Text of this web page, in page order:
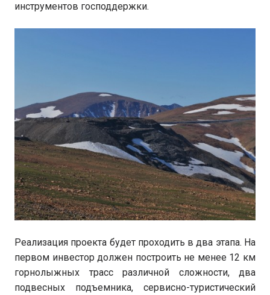
инструментов господдержки.
Реализация проекта будет проходить в два этапа. На
первом инвестор должен построить не менее 12 км
горнолыжных трасс различной сложности, два
подвесных подъемника, сервисно-туристический